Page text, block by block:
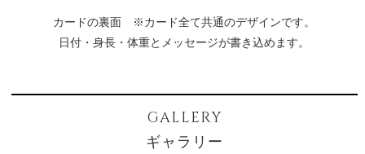
カードの裏面 ※カード全て共通のデザインです。
日付・身長・体重とメッセージが書き込めます。
GALLERY
ギャラリー